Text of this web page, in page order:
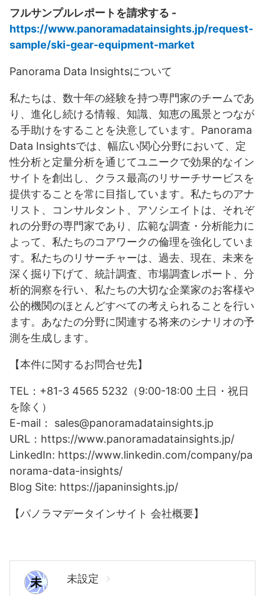
フルサンプルレポートを請求する -
https://www.panoramadatainsights.jp/request-
sample/ski-gear-equipment-market
Panorama Data Insightsについて
私たちは、数十年の経験を持つ専門家のチームであ
り、進化し続ける情報、知識、知恵の風景とつなが
る手助けをすることを決意しています。Panorama
Data Insightsでは、幅広い関心分野において、定
性分析と定量分析を通じてユニークで効果的なイン
サイトを創出し、クラス最高のリサーチサービスを
提供することを常に目指しています。私たちのアナ
リスト、コンサルタント、アソシエイトは、それぞ
れの分野の専門家であり、広範な調査・分析能力に
よって、私たちのコアワークの倫理を強化していま
す。私たちのリサーチャーは、過去、現在、未来を
深く掘り下げて、統計調査、市場調査レポート、分
析的洞察を行い、私たちの大切な企業家のお客様や
公的機関のほとんどすべての考えられることを行い
ます。あなたの分野に関連する将来のシナリオの予
測を生成します。
【本件に関するお問合せ先】
TEL：+81-3 4565 5232（9:00-18:00 土日・祝日
を除く）
E-mail： sales@panoramadatainsights.jp
URL：https://www.panoramadatainsights.jp/
LinkedIn: https://www.linkedin.com/company/pa
norama-data-insights/
Blog Site: https://japaninsights.jp/
【パノラマデータインサイト 会社概要】
未 未設定